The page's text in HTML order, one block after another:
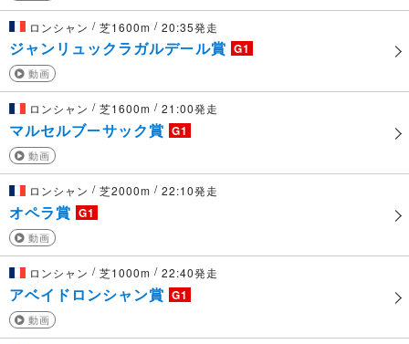
ロンシャン / 芝1600m / 20:35発走
ジャンリュックラガルデール賞 G1
動画
ロンシャン / 芝1600m / 21:00発走
マルセルブーサック賞 G1
動画
ロンシャン / 芝2000m / 22:10発走
オペラ賞 G1
動画
ロンシャン / 芝1000m / 22:40発走
アベイドロンシャン賞 G1
動画